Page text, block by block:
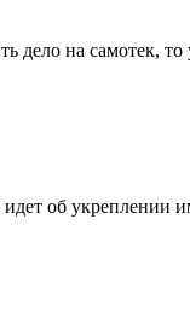
дело на самотек, то
идет об